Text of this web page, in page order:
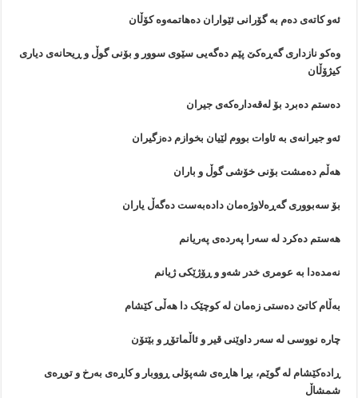
ئه‌و کاته‌ی ده‌م به‌ گۆرانی ئێواران ده‌هاتمه‌وه‌ کۆڵان
وه‌کو نازداری گه‌ڕه‌کێ پێم ده‌گه‌یی سێوی سوور و بۆنی گوڵ و ڕیحانه‌ی دیاری
کیژۆڵان
ده‌ستم ده‌برد بۆ له‌قه‌داره‌که‌ی جیران
ئه‌و جیرانه‌ی به‌ ئاوات بووم لێیان بخوازم ده‌زگیران
هه‌ڵم ده‌مشت بۆنی خۆشی گوڵ و باران
بۆ سه‌بووری گه‌ڕه‌لاوژه‌مان داده‌به‌ست ده‌گه‌ڵ یاران
هه‌ستم ده‌کرد له‌ سه‌را په‌رده‌ی په‌ریانم
نه‌مده‌دا به‌ عومری خدر شه‌و و ڕۆژێکی ژیانم
به‌ڵام کاتێ ده‌ستی زه‌مان له‌ کوچێک دا هه‌ڵی کێشام
چاره‌ نووسی له‌ سه‌ر داوێنی قیر و ئاڵماتۆڕ و بێتۆن
ڕاده‌کێشام له‌ گوێم، بڕا هاڕه‌ی شه‌پۆلی ڕووبار و کاڕه‌ی به‌رخ و توڕه‌ی
شمشاڵ